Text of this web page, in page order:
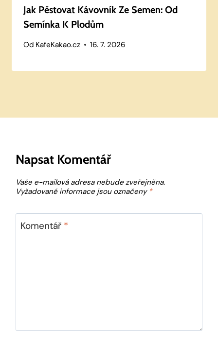
Jak Pěstovat Kávovník Ze Semen: Od
Semínka K Plodům
Od KafeKakao.cz 16. 7. 2026
Napsat Komentář
Vaše e-mailová adresa nebude zveřejněna.
Vyžadované informace jsou označeny *
Komentář *